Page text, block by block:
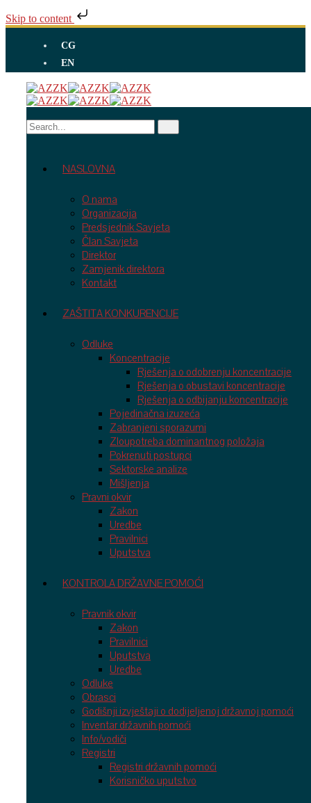
Skip to content
CG
EN
NASLOVNA
O nama
Organizacija
Predsjednik Savjeta
Član Savjeta
Direktor
Zamjenik direktora
Kontakt
ZAŠTITA KONKURENCIJE
Odluke
Koncentracije
Rješenja o odobrenju koncentracije
Rješenja o obustavi koncentracije
Rješenja o odbijanju koncentracije
Pojedinačna izuzeća
Zabranjeni sporazumi
Zloupotreba dominantnog položaja
Pokrenuti postupci
Sektorske analize
Mišljenja
Pravni okvir
Zakon
Uredbe
Pravilnici
Uputstva
KONTROLA DRŽAVNE POMOĆI
Pravnik okvir
Zakon
Pravilnici
Uputstva
Uredbe
Odluke
Obrasci
Godišnji izvještaji o dodijeljenoj državnoj pomoći
Inventar državnih pomoći
Info/vodiči
Registri
Registri državnih pomoći
Korisničko uputstvo